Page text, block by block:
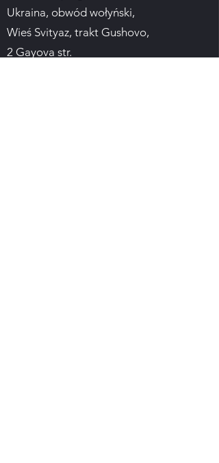
Ukraina, obwód wołyński,
Wieś Svityaz, trakt Gushovo,
2 Gayova str.